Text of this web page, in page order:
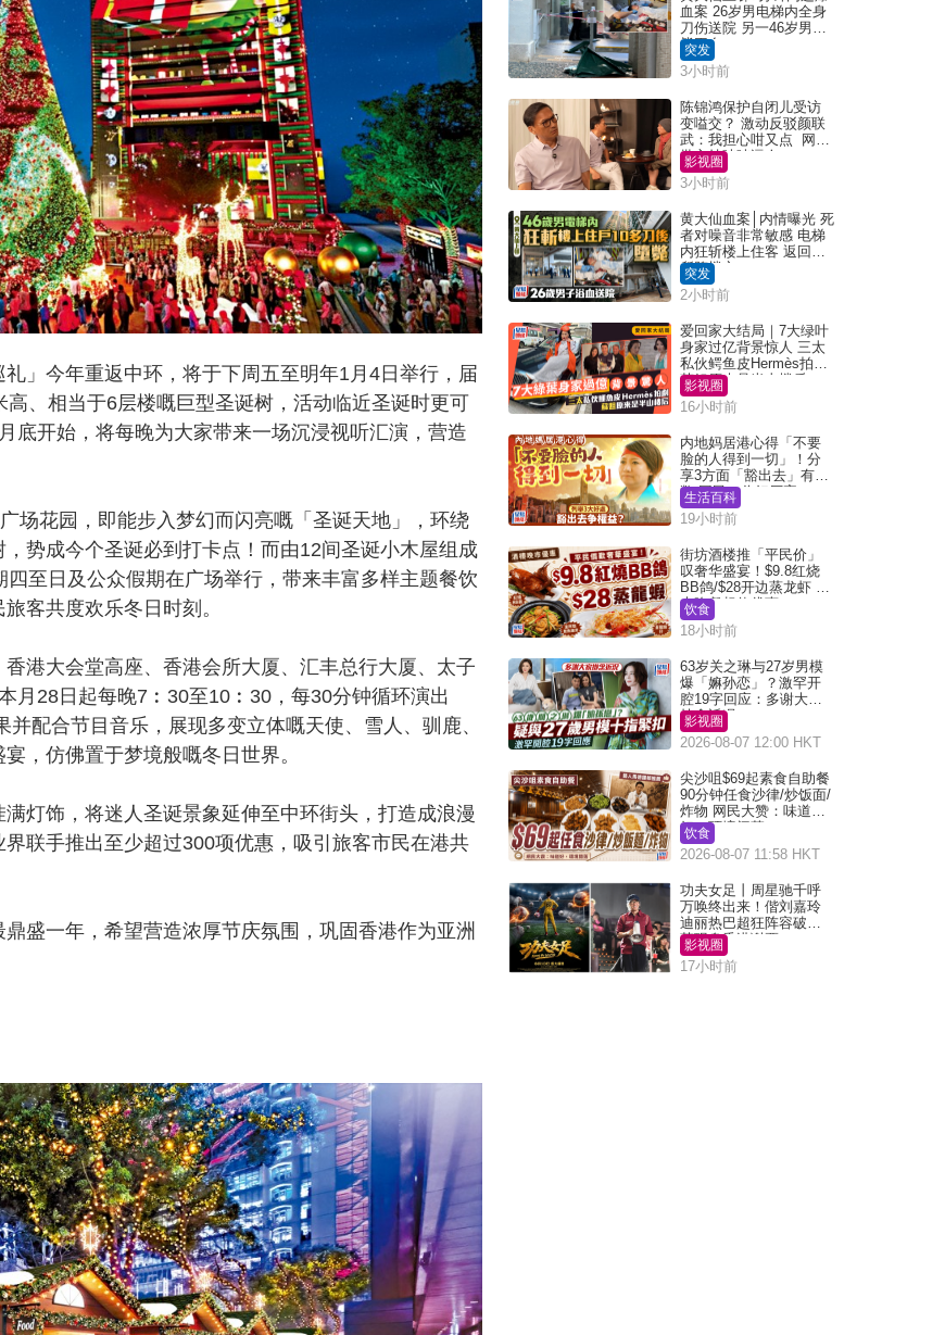
」今年重返中环，将于下周五至明年1月4日举行，届
、相当于6层楼嘅巨型圣诞树，活动临近圣诞时更可
底开始，将每晚为大家带来一场沉浸视听汇演，营造
花园，即能步入梦幻而闪亮嘅「圣诞天地」，环绕
势成今个圣诞必到打卡点！而由12间圣诞小木屋组成
至日及公众假期在广场举行，带来丰富多样主题餐饮
客共度欢乐冬日时刻。
大会堂高座、香港会所大厦、汇丰总行大厦、太子
月28日起每晚7︰30至10︰30，每30分钟循环演出
配合节目音乐，展现多变立体嘅天使、雪人、驯鹿、
，仿佛置于梦境般嘅冬日世界。
饰，将迷人圣诞景象延伸至中环街头，打造成浪漫
联手推出至少超过300项优惠，吸引旅客市民在港共
一年，希望营造浓厚节庆氛围，巩固香港作为亚洲
血案 26岁男电梯内全身
刀伤送院 另一46岁男倒
毙平台
突发
3小时前
陈锦鸿保护自闭儿受访
变嗌交？ 激动反驳颜联
武：我担心咁又点 网民
批主持咄咄逼人
影视圈
3小时前
黄大仙血案│内情曝光 死
者对噪音非常敏感 电梯
内狂斩楼上住客 返回住
所堕楼亡
突发
2小时前
爱回家大结局｜7大绿叶
身家过亿背景惊人 三太
私伙鳄鱼皮Hermès拍剧
苏姐原来是半山楼后
影视圈
16小时前
内地妈居港心得「不要
脸的人得到一切」！分
享3方面「豁出去」有著
数 网民：你好厉害
生活百科
19小时前
街坊酒楼推「平民价」
叹奢华盛宴！$9.8红烧
BB鸽/$28开边蒸龙虾 3
大晚餐超值优惠
饮食
18小时前
63岁关之琳与27岁男模
爆「嫲孙恋」？激罕开
腔19字回应：多谢大家
挂念近况
影视圈
2026-08-07 12:00 HKT
尖沙咀$69起素食自助餐
90分钟任食沙律/炒饭面/
炸物 网民大赞：味道
好，环境阔落
饮食
2026-08-07 11:58 HKT
功夫女足丨周星驰千呼
万唤终出来！偕刘嘉玲
迪丽热巴超狂阵容破天
荒现身香港谢票
影视圈
17小时前